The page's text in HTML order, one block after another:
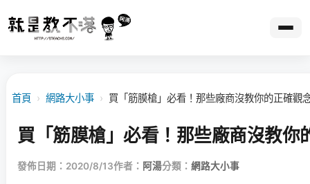
首頁 › 網路大小事 › 買「筋膜槍」必看！那些廠商沒教你的正確觀
買「筋膜槍」必看！那些廠商沒教你
發佈日期：2020/8/13作者： 阿湯分類： 網路大小事